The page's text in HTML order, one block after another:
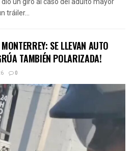
tráiler...
SE LLEVAN AUTO
TAMBIÉN POLARIZADA!
0